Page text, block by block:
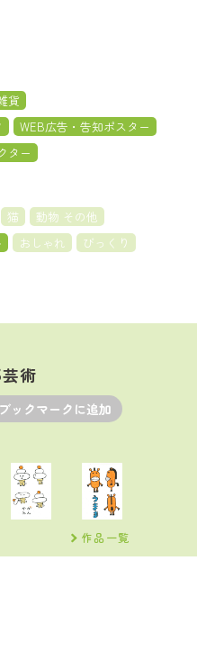
貨
WEB広告・告知ポスター
ター
猫
動物 その他
おしゃれ
びっくり
術
ブックマークに追加
作品一覧